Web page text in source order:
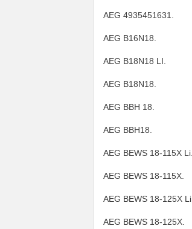
AEG 4935451631.
AEG B16N18.
AEG B18N18 LI.
AEG B18N18.
AEG BBH 18.
AEG BBH18.
AEG BEWS 18-115X Li.
AEG BEWS 18-115X.
AEG BEWS 18-125X Li.
AEG BEWS 18-125X.